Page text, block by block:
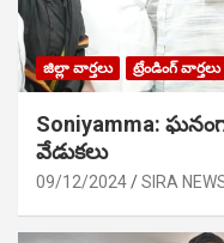
జిల్లా వార్తలు ట్రేండింగ్ వార్తలు
Soniyamma:
వేడుక‌లు
09/12/2024 SIRA